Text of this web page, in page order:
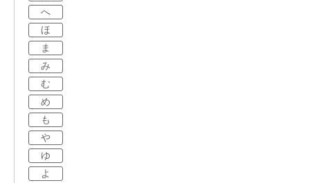
へ
ほ
ま
み
む
め
も
や
ゆ
よ